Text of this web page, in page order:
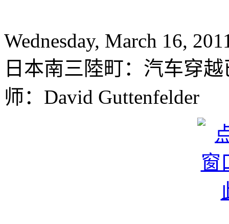
Wednesday, March 16,
日本南三陸町：汽车穿
师：David Guttenfelder